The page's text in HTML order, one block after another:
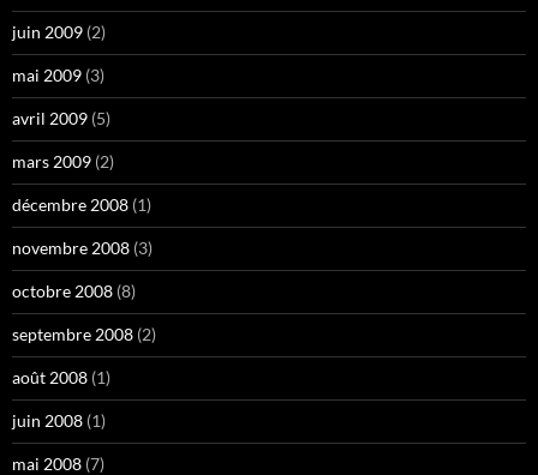
juin 2009 (2)
mai 2009 (3)
avril 2009 (5)
mars 2009 (2)
décembre 2008 (1)
novembre 2008 (3)
octobre 2008 (8)
septembre 2008 (2)
août 2008 (1)
juin 2008 (1)
mai 2008 (7)